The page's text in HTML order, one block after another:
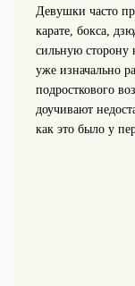
Девушки часто
карате, бокса,
сильную сторону
уже изначально
подросткового
доучивают
как это было у